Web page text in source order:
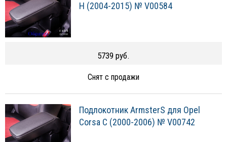
H (2004-2015) № V00584
5739 руб.
Снят с продажи
Подлокотник ArmsterS для Opel
Corsa C (2000-2006) № V00742